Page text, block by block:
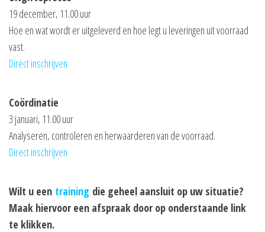
19 december, 11.00 uur
Hoe en wat wordt er uitgeleverd en hoe legt u leveringen uit voorraad
vast.
Direct inschrijven
Coördinatie
3 januari, 11.00 uur
Analyseren, controleren en herwaarderen van de voorraad.
Direct inschrijven
Wilt u een training die geheel aansluit op uw situatie?
Maak hiervoor een afspraak door op onderstaande link
te klikken.